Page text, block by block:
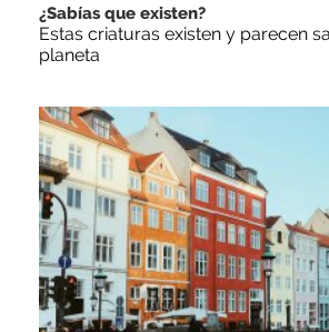
¿Sabías que existen?
Estas criaturas existen y parecen
planeta